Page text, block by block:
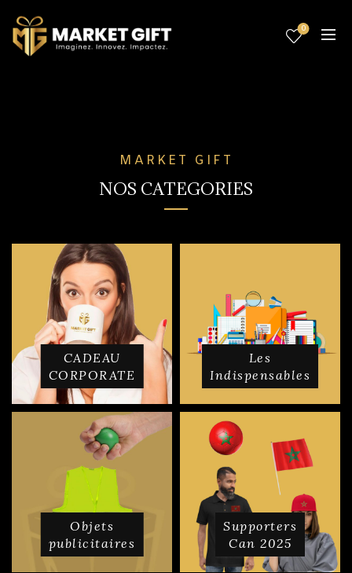
0
MARKET GIFT
NOS CATEGORIES
CADEAU
CORPORATE
Les
Indispensables
Objets
publicitaires
Supporters
Can 2025